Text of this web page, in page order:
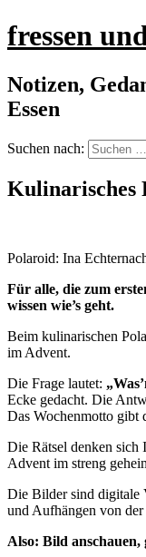
fressen
Notizen,
Essen
Suchen nach:
Kulinarisches
Polaroid: Ina
Für alle, die zum
wissen wie’s geht.
Beim kulinarischen
im Advent.
Die Frage lautet:
Ecke gedacht. Die
Das Wochenmotto gibt
Die Rätsel denken sich
Advent im streng
Die Bilder sind digitale
und Aufhängen von der
Also: Bild